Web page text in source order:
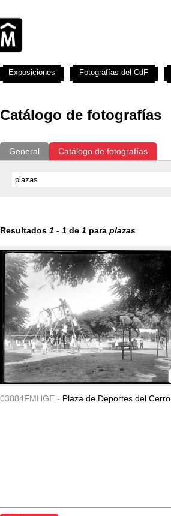
Catálogo de fotografías
General Catálogo de fotografías
Resultados 1 - 1 de 1 para plazas
03884FMHGE - Plaza de Deportes del Cerro.
Exposiciones Fotografías del CdF